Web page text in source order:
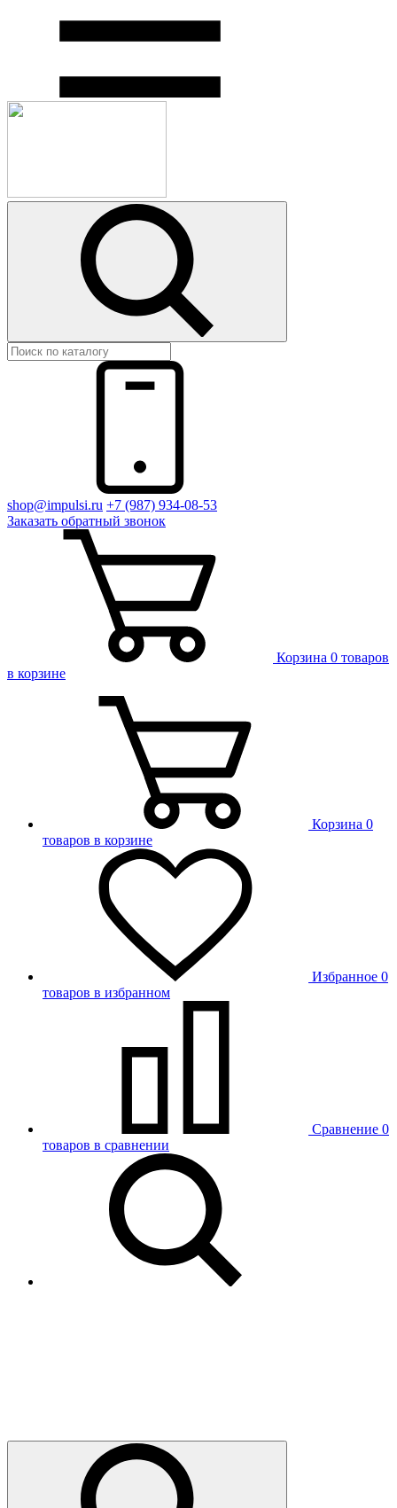
shop@impulsi.ru +7 (987) 934-08-53
Заказать обратный звонок
Корзина 0 товаров
в корзине
Корзина 0
товаров в корзине
Избранное 0
товаров в избранном
Сравнение 0
товаров в сравнении